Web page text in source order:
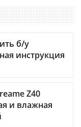
б/у
инструкция
Z40
и влажная